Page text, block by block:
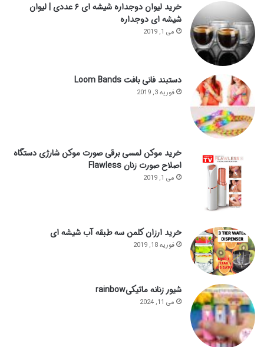
خرید لیوان دوجداره شیشه ای ۶ عددی | لیوان
شیشه ای دوجداره
می 1, 2019
دستبند فانی بافت Loom Bands
فوریه 3, 2019
خرید موکن لمسی برقی صورت موکن شارژی دستگاه
اصلاح صورت زنان Flawless
می 1, 2019
خرید ارزان کلمن سه طبقه آب شیشه ای
فوریه 18, 2019
شیور زنانه ماتیکیrainbow
می 11, 2024